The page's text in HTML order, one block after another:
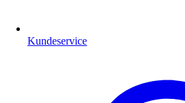
Kundeservice